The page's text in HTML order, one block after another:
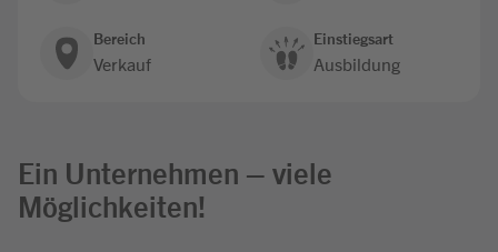
Bereich
Verkauf
Einstiegsart
Ausbildung
Ein Unternehmen – viele
Möglichkeiten!